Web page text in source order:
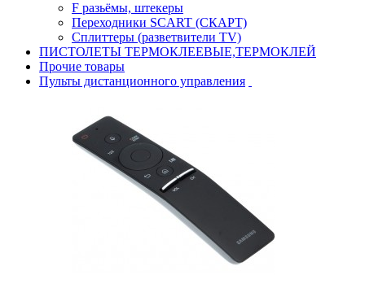
F разьёмы, штекеры
Переходники SCART (СКАРТ)
Сплиттеры (разветвители TV)
ПИСТОЛЕТЫ ТЕРМОКЛЕЕВЫЕ,ТЕРМОКЛЕЙ
Прочие товары
Пульты дистанционного управления